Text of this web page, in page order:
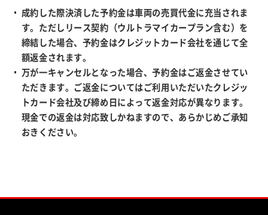
成約した際決済した予約金は車両の売買代金に充当されま
す。ただしリース契約（ウルトラマイカープラン含む）を
締結した場合、予約金はクレジットカード会社を通じて全
額返金されます。
万が一キャンセルとなった場合、予約金はご返金させてい
ただきます。ご返金についてはご利用いただいたクレジッ
トカード会社及び締め日によって返金対応が異なります。
現金での返金は対応致しかねますので、あらかじめご承知
おきください。